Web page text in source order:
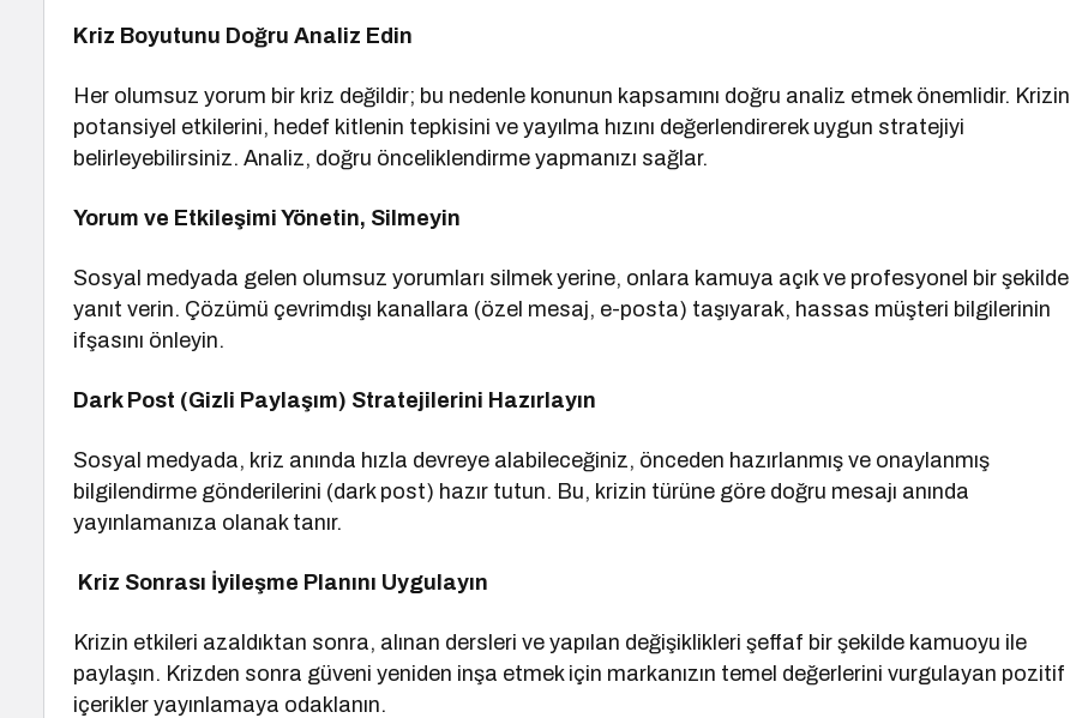
Kriz Boyutunu Doğru Analiz Edin
Her olumsuz yorum bir kriz değildir; bu nedenle konunun kapsamını doğru analiz etmek önemlidir. Krizin
potansiyel etkilerini, hedef kitlenin tepkisini ve yayılma hızını değerlendirerek uygun stratejiyi
belirleyebilirsiniz. Analiz, doğru önceliklendirme yapmanızı sağlar.
Yorum ve Etkileşimi Yönetin, Silmeyin
Sosyal medyada gelen olumsuz yorumları silmek yerine, onlara kamuya açık ve profesyonel bir şekilde
yanıt verin. Çözümü çevrimdışı kanallara (özel mesaj, e-posta) taşıyarak, hassas müşteri bilgilerinin
ifşasını önleyin.
Dark Post (Gizli Paylaşım) Stratejilerini Hazırlayın
Sosyal medyada, kriz anında hızla devreye alabileceğiniz, önceden hazırlanmış ve onaylanmış
bilgilendirme gönderilerini (dark post) hazır tutun. Bu, krizin türüne göre doğru mesajı anında
yayınlamanıza olanak tanır.
Kriz Sonrası İyileşme Planını Uygulayın
Krizin etkileri azaldıktan sonra, alınan dersleri ve yapılan değişiklikleri şeffaf bir şekilde kamuoyu ile
paylaşın. Krizden sonra güveni yeniden inşa etmek için markanızın temel değerlerini vurgulayan pozitif
içerikler yayınlamaya odaklanın.